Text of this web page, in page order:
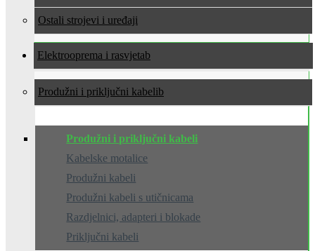
Ostali strojevi i uređaji
Elektrooprema i rasvjeta
Produžni i priključni kabeli
Produžni i priključni kabeli
Kabelske motalice
Produžni kabeli
Produžni kabeli s utičnicama
Razdjelnici, adapteri i blokade
Priključni kabeli